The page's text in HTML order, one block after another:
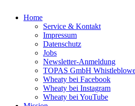
Home
Service & Kontakt
Impressum
Datenschutz
Jobs
Newsletter-Anmeldung
TOPAS GmbH
Wheaty bei Facebook
Wheaty bei Instagram
Wheaty bei YouTube